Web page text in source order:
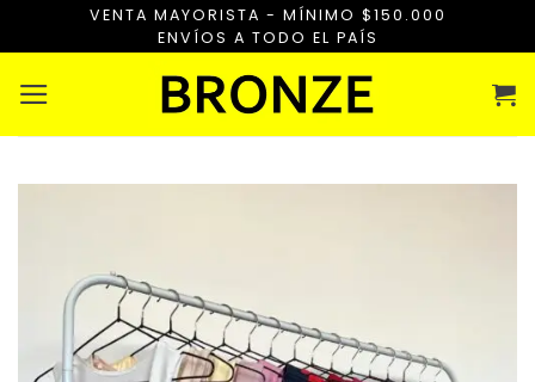
VENTA MAYORISTA - MÍNIMO $150.000
ENVÍOS A TODO EL PAÍS